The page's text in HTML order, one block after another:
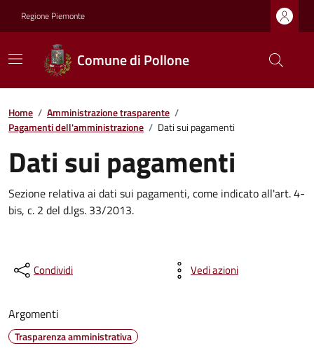
Regione Piemonte
Comune di Pollone
Home / Amministrazione trasparente /
Pagamenti dell'amministrazione / Dati sui pagamenti
Dati sui pagamenti
Sezione relativa ai dati sui pagamenti, come indicato all'art. 4-
bis, c. 2 del d.lgs. 33/2013.
Condividi Vedi azioni
Argomenti
Trasparenza amministrativa